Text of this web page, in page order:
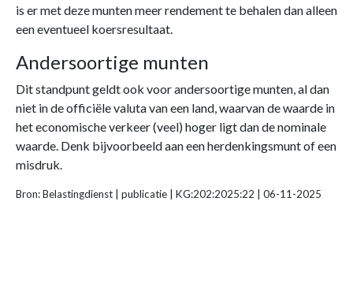
is er met deze munten meer rendement te behalen dan alleen
een eventueel koersresultaat.
Andersoortige munten
Dit standpunt geldt ook voor andersoortige munten, al dan
niet in de officiële valuta van een land, waarvan de waarde in
het economische verkeer (veel) hoger ligt dan de nominale
waarde. Denk bijvoorbeeld aan een herdenkingsmunt of een
misdruk.
Bron: Belastingdienst | publicatie | KG:202:2025:22 | 06-11-2025